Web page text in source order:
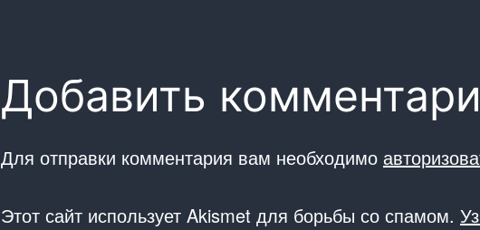
Добавить
Для отправки комментария вам необходимо
Этот сайт использует Akismet для борьбы со спамом.